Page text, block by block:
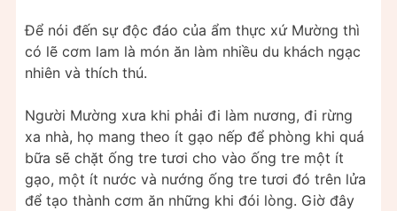
Để nói đến sự độc đáo của ẩm thực xứ Mường thì
có lẽ cơm lam là món ăn làm nhiều du khách ngạc
nhiên và thích thú.
Người Mường xưa khi phải đi làm nương, đi rừng
xa nhà, họ mang theo ít gạo nếp để phòng khi quá
bữa sẽ chặt ống tre tươi cho vào ống tre một ít
gạo, một ít nước và nướng ống tre tươi đó trên lửa
để tạo thành cơm ăn những khi đói lòng. Giờ đây